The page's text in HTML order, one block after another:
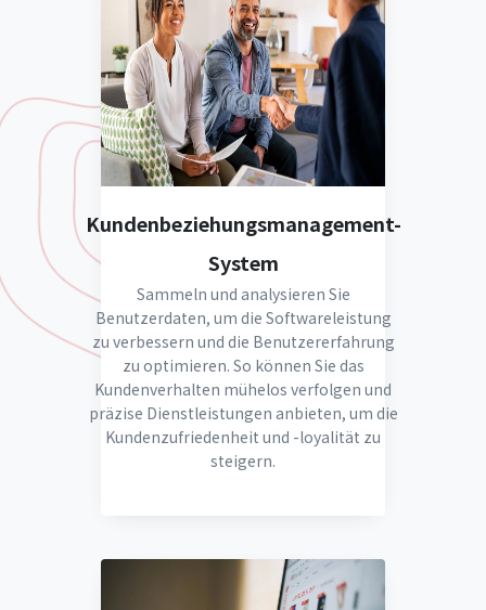
Kundenbeziehungsmanagement-
System
Sammeln und analysieren Sie
Benutzerdaten, um die Softwareleistung
zu verbessern und die Benutzererfahrung
zu optimieren. So können Sie das
Kundenverhalten mühelos verfolgen und
präzise Dienstleistungen anbieten, um die
Kundenzufriedenheit und -loyalität zu
steigern.